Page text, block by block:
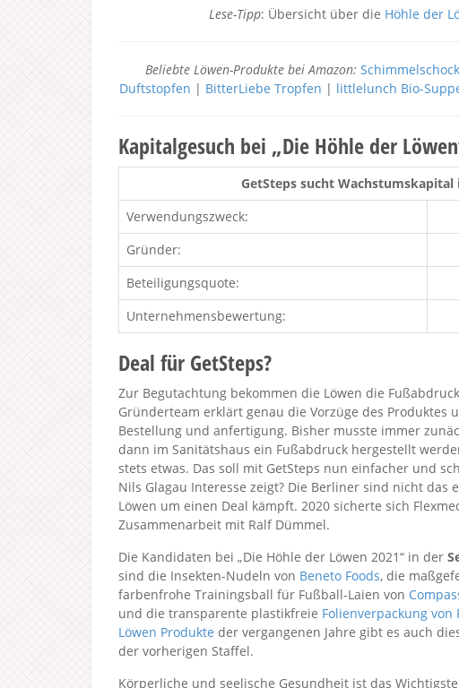
Lese-Tipp: Übersicht über die Höhle der
Beliebte Löwen-Produkte bei Amazon:
Duftstopfen | BitterLiebe Tropfen | littlelunch Bio-
Kapitalgesuch bei „Die Höhle der
GetSteps sucht Wachstumskapital
Verwendungszweck:
Gründer:
Beteiligungsquote:
Unternehmensbewertung:
Deal für GetSteps?
Zur Begutachtung bekommen die Löwen die
Gründerteam erklärt genau die Vorzüge des Produktes
Bestellung und anfertigung. Bisher musste immer
dann im Sanitätshaus ein Fußabdruck hergestellt
stets etwas. Das soll mit GetSteps nun einfacher und
Nils Glagau Interesse zeigt? Die Berliner sind nicht das
Löwen um einen Deal kämpft. 2020 sicherte sich
Zusammenarbeit mit Ralf Dümmel.
Die Kandidaten bei „Die Höhle der Löwen 2021“ in der
sind die Insekten-Nudeln von Beneto Foods, die
farbenfrohe Trainingsball für Fußball-Laien von
und die transparente plastikfreie Folienverpackung von
Löwen Produkte der vergangenen Jahre gibt es auch
der vorherigen Staffel.
Körperliche und seelische Gesundheit ist das